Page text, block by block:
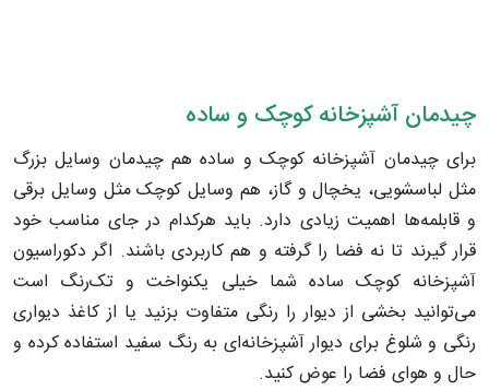
چیدمان آشپزخانه کوچک و ساده
برای چیدمان آشپزخانه کوچک و ساده هم چیدمان وسایل بزرگ
مثل لباسشویی، یخچال و گاز، هم وسایل کوچک مثل وسایل برقی
و قابلمه‌ها اهمیت زیادی دارد. باید هرکدام در جای مناسب خود
قرار گیرند تا نه فضا را گرفته و هم کاربردی باشند. اگر دکوراسیون
آشپزخانه کوچک ساده شما خیلی یکنواخت و تک‌رنگ است
می‌توانید بخشی از دیوار را رنگی متفاوت بزنید یا از کاغذ دیواری
رنگی و شلوغ برای دیوار آشپزخانه‌ای به رنگ‌ سفید استفاده کرده و
حال و هوای فضا را عوض کنید.